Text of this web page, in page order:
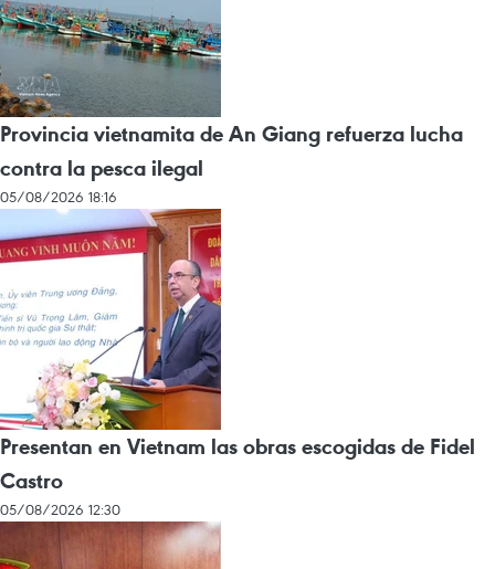
Provincia vietnamita de An Giang refuerza lucha
contra la pesca ilegal
05/08/2026 18:16
Presentan en Vietnam las obras escogidas de Fidel
Castro
05/08/2026 12:30